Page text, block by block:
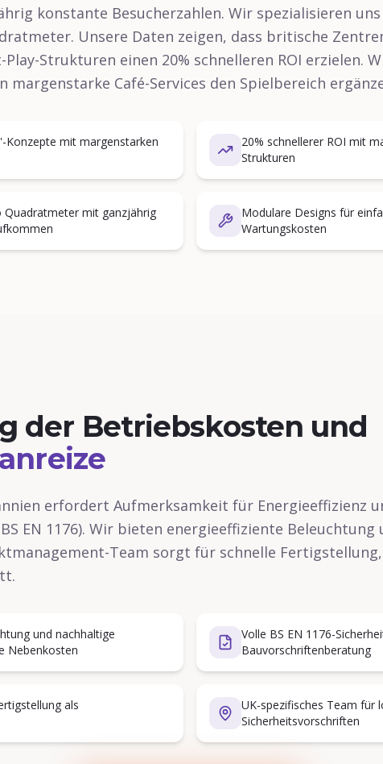
konstante Besucherzahlen. Wir spezialisieren
Unsere Daten zeigen, dass britische
Strukturen einen 20% schnelleren ROI erzielen.
margenstarke Café-Services den Spielbereich
Konzepte mit margenstarken
20% schnellerer ROI mit
Strukturen
mit ganzjährig
Modulare Designs für
Wartungskosten
der Betriebskosten und
erfordert Aufmerksamkeit für Energieeffizienz
EN 1176). Wir bieten energieeffiziente Beleuchtung
Team sorgt für schnelle
und nachhaltige
Nebenkosten
Volle BS EN 1176-
Bauvorschriftenberatung
als
UK-spezifisches Team für
Sicherheitsvorschriften